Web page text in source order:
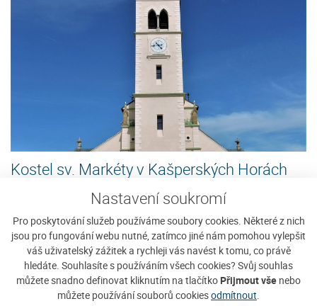
Nastavení soukromí
Pro poskytování služeb používáme soubory cookies. Některé z nich
jsou pro fungování webu nutné, zatímco jiné nám pomohou vylepšit
váš uživatelský zážitek a rychleji vás navést k tomu, co právě
hledáte. Souhlasíte s používáním všech cookies? Svůj souhlas
můžete snadno definovat kliknutím na tlačítko Přijmout vše nebo
můžete používání souborů cookiesodmítnout.
Kostel sv. Markéty v Kašperských Horách
Arciděkanský kostel sv. Markéty je
hlavní dominantou nejen náměstí ale
celého sídelního útvaru města...
Zobrazit detaily